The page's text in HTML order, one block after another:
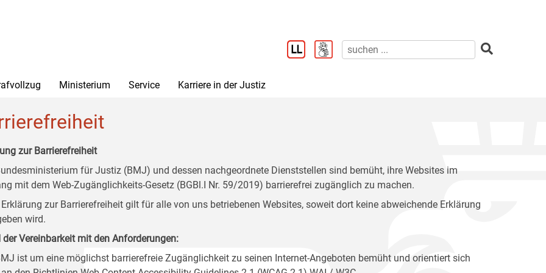
Ministerium Service Karriere in der Justiz
zur Barrierefreiheit
für Justiz (BMJ) und dessen nachgeordnete Dienststellen sind bemüht, ihre Websites im
mit dem Web-Zugänglichkeits-Gesetz (BGBl.I Nr. 59/2019) barrierefrei zugänglich zu machen.
Erklärung zur Barrierefreiheit gilt für alle von uns betriebenen Websites, soweit dort keine abweichende Erklärung
wird.
der Vereinbarkeit mit den Anforderungen:
ist um eine möglichst barrierefreie Zugänglichkeit zu seinen Internet-Angeboten bemüht und orientiert sich